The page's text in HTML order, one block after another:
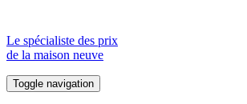
Le spécialiste des prix
de la maison neuve
Toggle navigation